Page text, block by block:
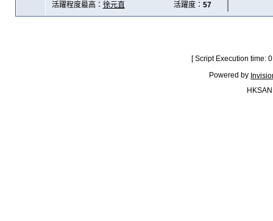
活躍程度最高： 徐元直 活躍度： 57
[ Script Execution time:
Powered by